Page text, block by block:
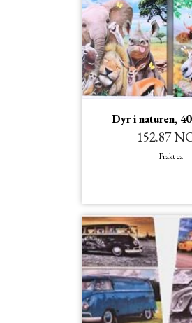
Dyr i naturen,
152.87
Frakt ca